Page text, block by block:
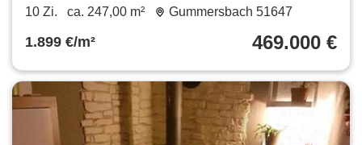
Wohneinheiten.
10 Zi. ca. 247,00 m² Gummersbach 51647
1.899 €/m² 469.000 €